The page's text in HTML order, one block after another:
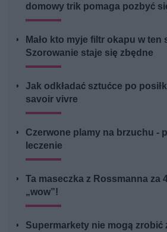
domowy trik pomaga pozbyć
Mało kto myje filtr okapu w ten
Szorowanie staje się zbędne
Jak odkładać sztućce po
savoir vivre
Czerwone plamy na brzuchu -
leczenie
Ta maseczka z Rossmanna za
„wow”!
Supermarkety nie mogą zrobić